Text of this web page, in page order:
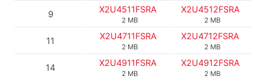
9 X2U4511FSRA
2 MB
X2U4512FSRA
2 MB
11 X2U4711FSRA
2 MB
X2U4712FSRA
2 MB
14 X2U4911FSRA
2 MB
X2U4912FSRA
2 MB